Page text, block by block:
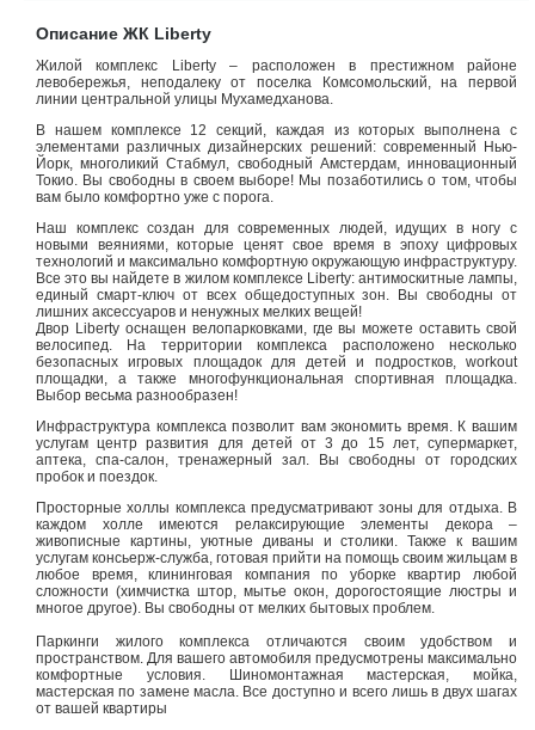
Описание ЖК Liberty
Жилой комплекс Liberty – расположен в престижном районе
левобережья, неподалеку от поселка Комсомольский, на первой
линии центральной улицы Мухамедханова.
В нашем комплексе 12 секций, каждая из которых выполнена с
элементами различных дизайнерских решений: современный Нью-
Йорк, многоликий Стабмул, свободный Амстердам, инновационный
Токио. Вы свободны в своем выборе! Мы позаботились о том, чтобы
вам было комфортно уже с порога.
Наш комплекс создан для современных людей, идущих в ногу с
новыми веяниями, которые ценят свое время в эпоху цифровых
технологий и максимально комфортную окружающую инфраструктуру.
Все это вы найдете в жилом комплексе Liberty: антимоскитные лампы,
единый смарт-ключ от всех общедоступных зон. Вы свободны от
лишних аксессуаров и ненужных мелких вещей!
Двор Liberty оснащен велопарковками, где вы можете оставить свой
велосипед. На территории комплекса расположено несколько
безопасных игровых площадок для детей и подростков, workout
площадки, а также многофункциональная спортивная площадка.
Выбор весьма разнообразен!
Инфраструктура комплекса позволит вам экономить время. К вашим
услугам центр развития для детей от 3 до 15 лет, супермаркет,
аптека, спа-салон, тренажерный зал. Вы свободны от городских
пробок и поездок.
Просторные холлы комплекса предусматривают зоны для отдыха. В
каждом холле имеются релаксирующие элементы декора –
живописные картины, уютные диваны и столики. Также к вашим
услугам консьерж-служба, готовая прийти на помощь своим жильцам в
любое время, клининговая компания по уборке квартир любой
сложности (химчистка штор, мытье окон, дорогостоящие люстры и
многое другое). Вы свободны от мелких бытовых проблем.
Паркинги жилого комплекса отличаются своим удобством и
пространством. Для вашего автомобиля предусмотрены максимально
комфортные условия. Шиномонтажная мастерская, мойка,
мастерская по замене масла. Все доступно и всего лишь в двух шагах
от вашей квартиры